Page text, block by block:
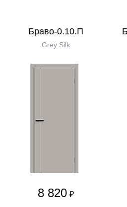
Браво-0.10.П
Grey Silk
8 820 ₽